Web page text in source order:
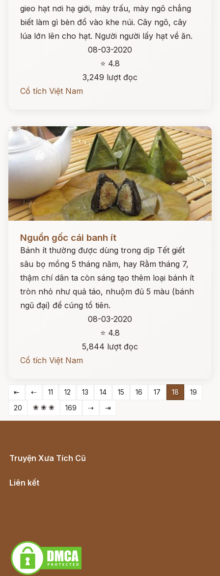
gieo hạt nơi hạ giới, mày trấu, mày ngô chẳng
biết làm gì bèn đổ vào khe núi. Cây ngô, cây
lúa lớn lên cho hạt. Người người lấy hạt về ăn.
08-03-2020
⭐ 4.8
3,249 lượt đọc
Cổ tích Việt Nam
Đọc ngay
Nguồn gốc cái banh ít
Bánh ít thường được dùng trong dịp Tết giết
sâu bọ mồng 5 tháng năm, hay Rằm tháng 7,
thậm chí dân ta còn sáng tạo thêm loại bánh ít
tròn nhỏ như quả táo, nhuộm đủ 5 màu (bánh
ngũ đại) để cúng tổ tiên.
08-03-2020
⭐ 4.8
5,844 lượt đọc
Cổ tích Việt Nam
⇤ ⇠ 11 12 13 14 15 16 17 18
19
20
❀ ❀ ❀ 169 ⇢ ⇥
Truyện Xưa Tích Cũ
Liên kết